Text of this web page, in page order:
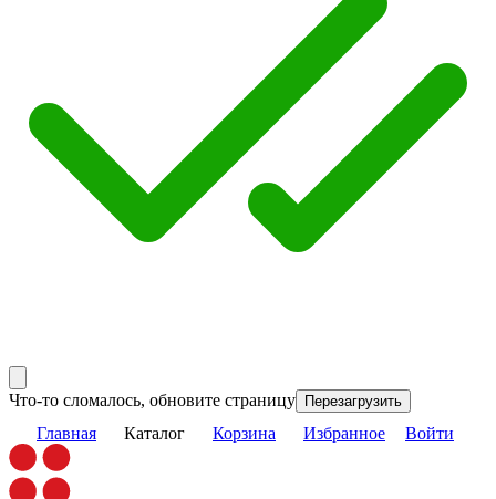
Что-то сломалось, обновите страницу Перезагрузить
Главная Каталог Корзина Избранное Войти